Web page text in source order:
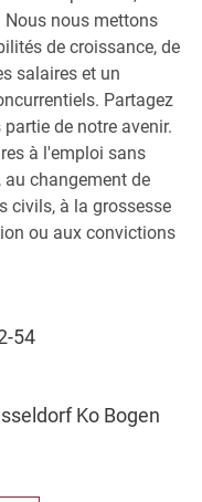
nous mettons
de croissance, de
salaires et un
Partagez
de notre avenir.
à l'emploi sans
au changement de
civils, à la grossesse
ou aux convictions
54
Ko Bogen